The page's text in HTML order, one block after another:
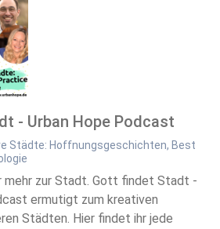
- Urban Hope Podcast
Städte: Hoffnungsgeschichten, Best
mehr zur Stadt. Gott findet Stadt -
ermutigt zum kreativen
Städten. Hier findet ihr jede